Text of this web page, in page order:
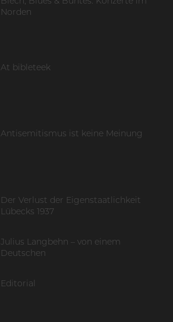
Norden
At bibleteek
Antisemitismus ist keine Meinung
Der Verlust der Eigenstaatlichkeit
Lübecks 1937
Julius Langbehn – von einem
Deutschen
Editorial